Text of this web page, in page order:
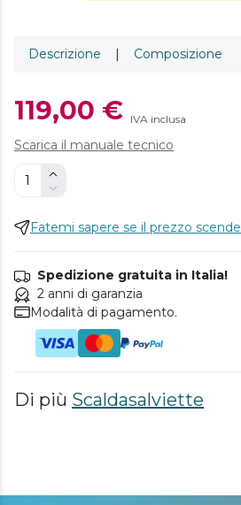
Descrizione | Composizione
119,00 € IVA inclusa
Scarica il manuale tecnico
Fatemi sapere se il prezzo scende
Spedizione gratuita in Italia!
2 anni di garanzia
Modalità di pagamento.
Di più Scaldasalviette